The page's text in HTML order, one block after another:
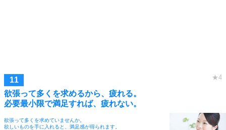
欲張って多くを求めるから、疲れる。
必要最小限で満足すれば、疲れない。
欲張って多くを求めていませんか。
欲しいものを手に入れると、満足感が得られます。